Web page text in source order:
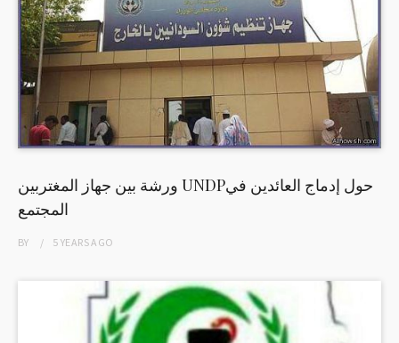
ورشة بين جهاز المغتربين UNDPحول إدماج العائدين في
المجتمع
BY 5 YEARSAGO